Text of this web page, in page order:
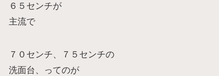
６５センチが
主流で
７０センチ、７５センチの
洗面台、ってのが